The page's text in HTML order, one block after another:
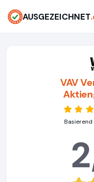
AUSGEZEICHNET
VAV
Basierend